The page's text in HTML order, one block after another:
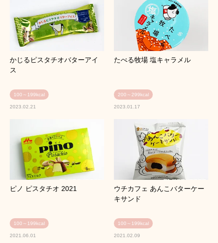
かじるピスタチオバターアイ
ス
100～199kcal
2023.02.21
たべる牧場 塩キャラメル
200～299kcal
2023.01.17
ピノ ピスタチオ 2021
100～199kcal
2021.06.01
ウチカフェ あんこバターケー
キサンド
100～199kcal
2021.02.09